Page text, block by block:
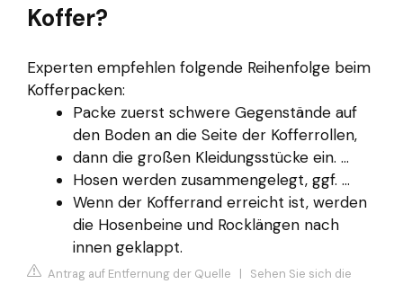
Koffer?
Experten empfehlen folgende Reihenfolge beim
Kofferpacken:
Packe zuerst schwere Gegenstände auf
den Boden an die Seite der Kofferrollen,
dann die großen Kleidungsstücke ein. ...
Hosen werden zusammengelegt, ggf. ...
Wenn der Kofferrand erreicht ist, werden
die Hosenbeine und Rocklängen nach
innen geklappt.
Antrag auf Entfernung der Quelle | Sehen Sie sich die